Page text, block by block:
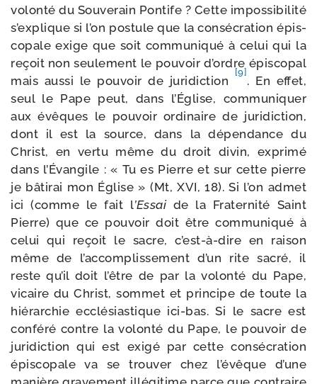
volon­té du Souverain Pontife ? Cette impos­si­bi­li­té
s’explique si l’on pos­tule que la consé­cra­tion épis­
co­pale exige que soit com­mu­ni­qué à celui qui la
reçoit non seule­ment le pou­voir d’ordre épis­co­pal
mais aus­si le pou­voir de juri­dic­tion
[9]
. En effet,
seul le Pape peut, dans l’Église, com­mu­ni­quer
aux évêques le pou­voir ordi­naire de juri­dic­tion,
dont il est la source, dans la dépen­dance du
Christ, en ver­tu même du droit divin, expri­mé
dans l’Évangile : « Tu es Pierre et sur cette pierre
je bâti­rai mon Église » (Mt, XVI, 18). Si l’on admet
ici (comme le fait l’Essai de la Fraternité Saint
Pierre) que ce pou­voir doit être com­mu­ni­qué à
celui qui reçoit le sacre, c’est-à-dire en rai­son
même de l’accomplissement d’un rite sacré, il
reste qu’il doit l’être de par la volon­té du Pape,
vicaire du Christ, som­met et prin­cipe de toute la
hié­rar­chie ecclé­sias­tique ici-​bas. Si le sacre est
confé­ré contre la volon­té du Pape, le pou­voir de
juri­dic­tion qui est exi­gé par cette consé­cra­tion
épis­co­pale va se trou­ver chez l’évêque d’une